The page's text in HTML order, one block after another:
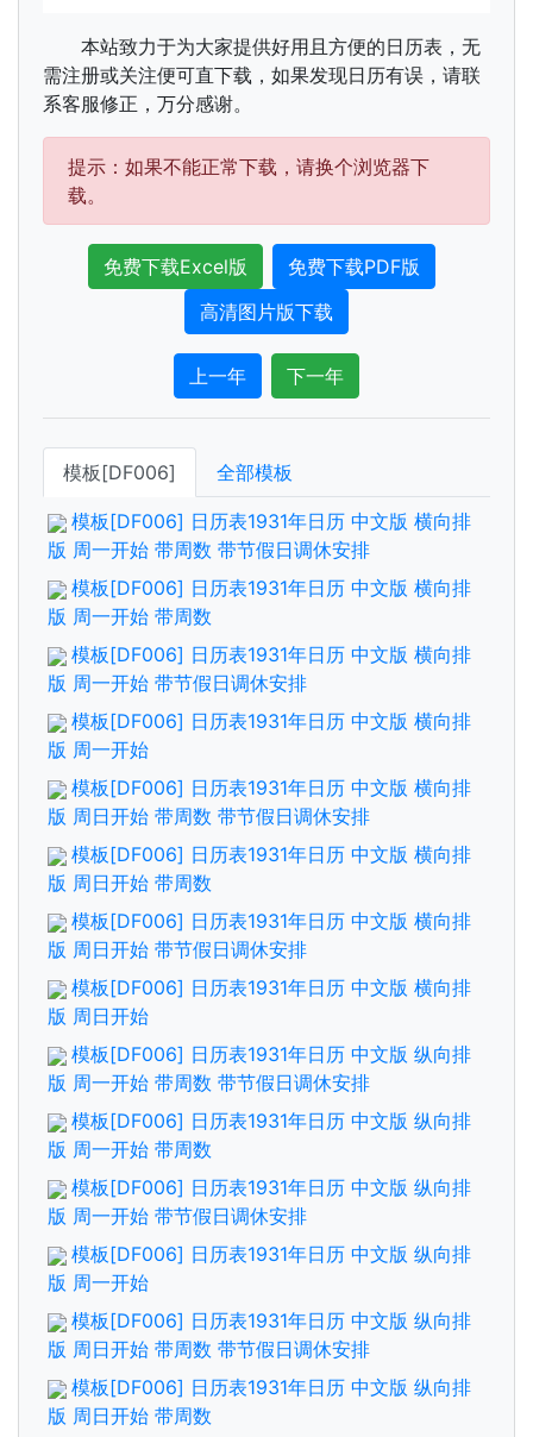
本站致力于为大家提供好用且方便的日历表，无
需注册或关注便可直下载，如果发现日历有误，请联
系客服修正，万分感谢。
提示：如果不能正常下载，请换个浏览器下
载。
免费下载Excel版
免费下载PDF版
高清图片版下载
上一年 下一年
模板[DF006] 全部模板
模板[DF006] 日历表1931年日历 中文版 横向排
版 周一开始 带周数 带节假日调休安排
模板[DF006] 日历表1931年日历 中文版 横向排
版 周一开始 带周数
模板[DF006] 日历表1931年日历 中文版 横向排
版 周一开始 带节假日调休安排
模板[DF006] 日历表1931年日历 中文版 横向排
版 周一开始
模板[DF006] 日历表1931年日历 中文版 横向排
版 周日开始 带周数 带节假日调休安排
模板[DF006] 日历表1931年日历 中文版 横向排
版 周日开始 带周数
模板[DF006] 日历表1931年日历 中文版 横向排
版 周日开始 带节假日调休安排
模板[DF006] 日历表1931年日历 中文版 横向排
版 周日开始
模板[DF006] 日历表1931年日历 中文版 纵向排
版 周一开始 带周数 带节假日调休安排
模板[DF006] 日历表1931年日历 中文版 纵向排
版 周一开始 带周数
模板[DF006] 日历表1931年日历 中文版 纵向排
版 周一开始 带节假日调休安排
模板[DF006] 日历表1931年日历 中文版 纵向排
版 周一开始
模板[DF006] 日历表1931年日历 中文版 纵向排
版 周日开始 带周数 带节假日调休安排
模板[DF006] 日历表1931年日历 中文版 纵向排
版 周日开始 带周数